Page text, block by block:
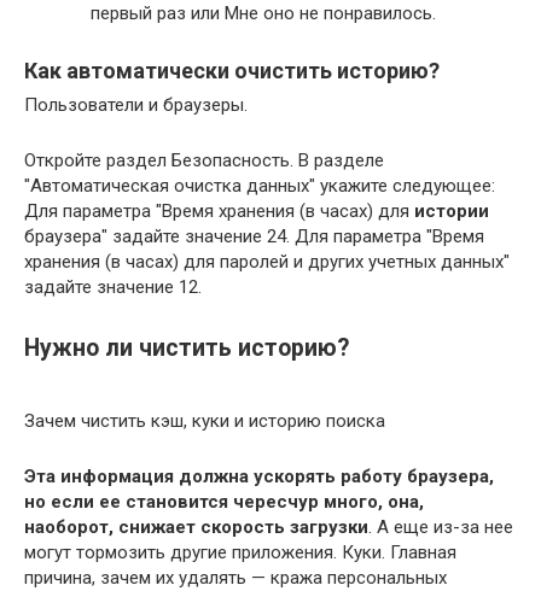
первый раз или Мне оно не понравилось.
Как автоматически очистить историю?
Пользователи и браузеры.
Откройте раздел Безопасность. В разделе
"Автоматическая очистка данных" укажите следующее:
Для параметра "Время хранения (в часах) для истории
браузера" задайте значение 24. Для параметра "Время
хранения (в часах) для паролей и других учетных данных"
задайте значение 12.
Нужно ли чистить историю?
Зачем чистить кэш, куки и историю поиска
Эта информация должна ускорять работу браузера,
но если ее становится чересчур много, она,
наоборот, снижает скорость загрузки. А еще из-за нее
могут тормозить другие приложения. Куки. Главная
причина, зачем их удалять — кража персональных